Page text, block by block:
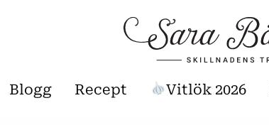
Blogg Recept Vitlök 2026